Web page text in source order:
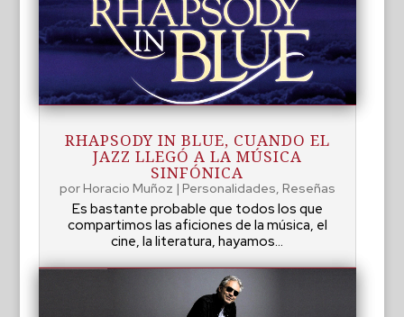
RHAPSODY IN BLUE, CUANDO EL
JAZZ LLEGÓ A LA MÚSICA
SINFÓNICA
porHoracio Muñoz | Personalidades Reseñas
Es bastante probable que todos los que
compartimos las aficiones de la música, el
cine, la literatura, hayamos...